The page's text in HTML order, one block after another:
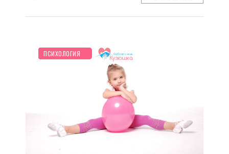
НОВОСТИ МИРА
ПРАЗДНИКИ
ЖИЛЬЕ
ТВОРЧЕСТВО
ПУТЕШЕСТВИЯ
ПСИХОЛОГИЯ